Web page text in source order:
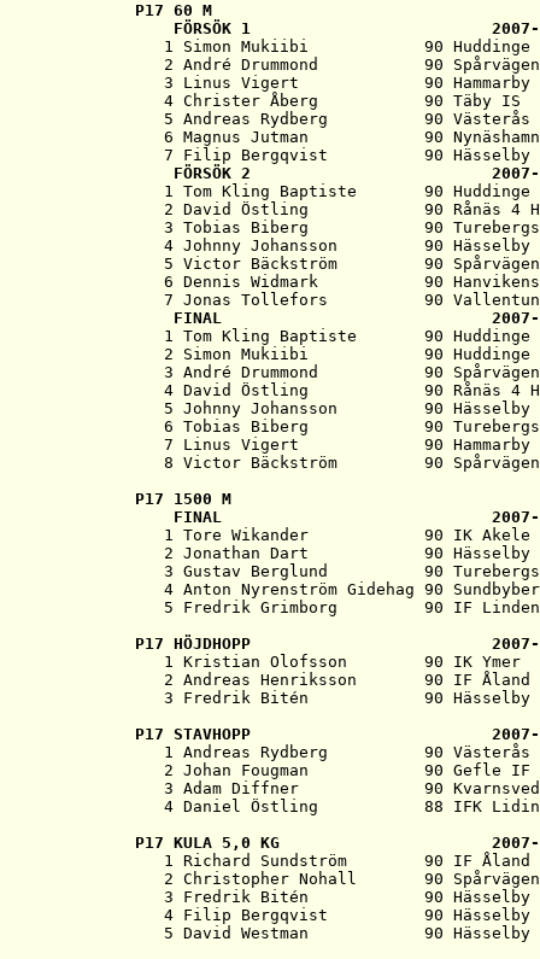
P17 60 M
FÖRSÖK 1
1 Simon Mukiibi            90 Huddinge
2 André Drummond           90
3 Linus Vigert             90 Hammarby
4 Christer Åberg           90 Täby IS
5 Andreas Rydberg          90 Västerås
6 Magnus Jutman            90
7 Filip Bergqvist          90 Hässelby
FÖRSÖK 2
1 Tom Kling Baptiste       90 Huddinge
2 David Östling            90 Rånäs 4
3 Tobias Biberg            90
4 Johnny Johansson         90 Hässelby
5 Victor Bäckström         90
6 Dennis Widmark           90
7 Jonas Tollefors          90
FINAL
1 Tom Kling Baptiste       90 Huddinge
2 Simon Mukiibi            90 Huddinge
3 André Drummond           90
4 David Östling            90 Rånäs 4
5 Johnny Johansson         90 Hässelby
6 Tobias Biberg            90
7 Linus Vigert             90 Hammarby
P17 1500 M
FINAL
1 Tore Wikander            90 IK Akele
2 Jonathan Dart            90 Hässelby
3 Gustav Berglund          90
4 Anton Nyrenström Gidehag 90
P17 HÖJDHOPP                         2007-
1 Kristian Olofsson        90 IK
2 Andreas Henriksson       90 IF Åland
P17 STAVHOPP                         2007-
1 Andreas Rydberg          90
2 Johan Fougman            90 Gefle IF
3 Adam Diffner             90
P17 KULA 5,0 KG                      2007-
1 Richard Sundström        90 IF
2 Christopher Nohall       90
3 Fredrik Bitén            90 Hässelby
4 Filip Bergqvist          90 Hässelby